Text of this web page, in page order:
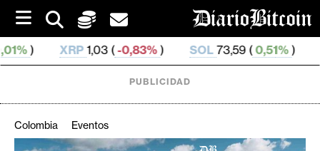
i
p
t
o
1,03 ( -0,83%) SOL73,59 ( 0,51%) TRX0,326 627
PUBLICIDAD
Colombia Eventos